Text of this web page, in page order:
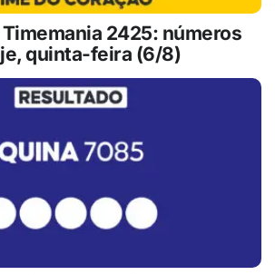
2425: números
quinta-feira (6/8)